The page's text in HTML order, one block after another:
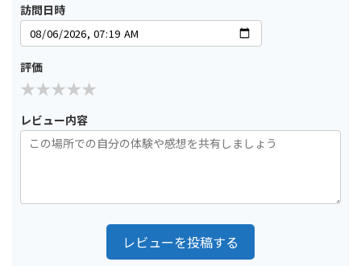
訪問日時
評価
レビュー内容
レビューを投稿する